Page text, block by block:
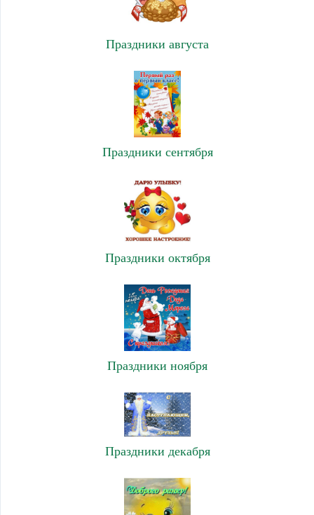
Праздники августа
Праздники сентября
Праздники октября
Праздники ноября
Праздники декабря